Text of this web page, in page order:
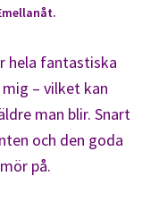
hela fantastiska
– vilket kan
man blir. Snart
och den goda
på.